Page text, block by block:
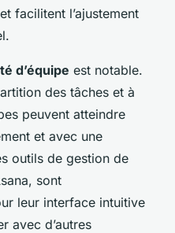
facilitent l’ajustement
d’équipe est notable.
des tâches et à
peuvent atteindre
et avec une
outils de gestion de
sont
leur interface intuitive
avec d’autres